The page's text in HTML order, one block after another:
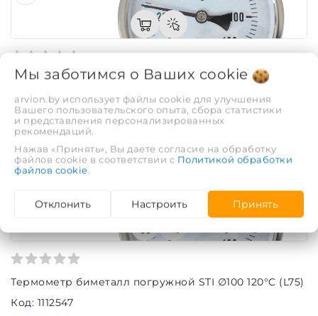
Термометр биметалл погружной STI ∅100 120°C (L50)
Код: 1112546
31,40 руб.
ЕЩЁ 7 ВАРИАНТОВ
Термометр биметалл погружной STI ∅100 120°C (L75)
Код: 1112547
Мы заботимся о Ваших cookie
arvion.by использует файлы cookie для улучшения
Вашего пользовательского опыта, сбора статистики
и представления персонализированных
рекомендаций.
Нажав «Принять», Вы даете согласие на обработку
файлов cookie в соответствии с Политикой обработки
файлов cookie.
Отклонить Настроить Принять